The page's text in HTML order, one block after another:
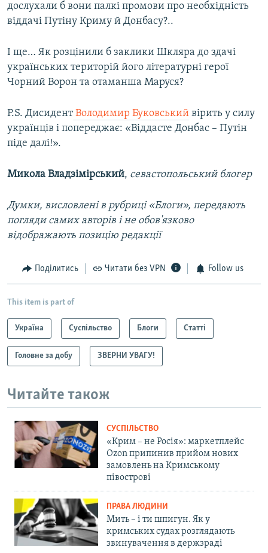
дослухали б вони палкі промови про необхідність
віддачі Путіну Криму й Донбасу?..
І ще… Як розцінили б заклики Шкляра до здачі
українських територій його літературні герої
Чорний Ворон та отаманша Маруся?
P.S. ДисидентВолодимир Буковський вірить у силу
українців і попереджає: «Віддасте Донбас – Путін
піде далі!».
Микола Владзімірський, севастопольський блогер
Думки, висловлені в рубриці «Блоги», передають
погляди самих авторів і не обов'язково
відображають позицію редакції
Поділитись Читати без VPN Follow us
This item is part of
Україна Суспільство Блоги Статті
Головне за добу ЗВЕРНИ УВАГУ!
Читайте також
СУСПІЛЬСТВО
«Крим – не Росія»: маркетплейс
Ozon припинив прийом нових
замовлень на Кримському
півострові
ПРАВА ЛЮДИНИ
Мить – і ти шпигун. Як у
кримських судах розглядають
звинувачення в держзраді